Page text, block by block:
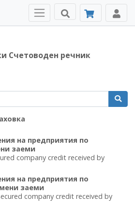
Счетоводен речник
на предприятия по
заеми
company credit received by
на предприятия по
заеми
company credit received by